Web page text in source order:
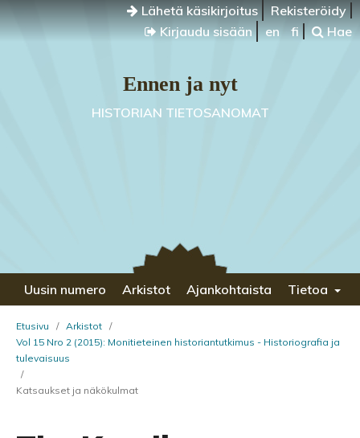
Lähetä käsikirjoitus
Rekisteröidy
Kirjaudu sisään
en fi Hae
Ennen ja nyt
HISTORIAN TIETOSANOMAT
Uusin numero Arkistot Ajankohtaista Tietoa
Etusivu / Arkistot /
Vol 15 Nro 2 (2015): Monitieteinen historiantutkimus - Historiografia ja
tulevaisuus
/
Katsaukset ja näkökulmat